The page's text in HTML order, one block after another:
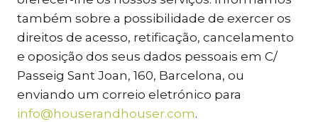
também sobre a possibilidade de exercer os
direitos de acesso, retificação, cancelamento
e oposição dos seus dados pessoais em C/
Passeig Sant Joan, 160, Barcelona, ou
enviando um correio eletrónico para
info@houserandhouser.com.